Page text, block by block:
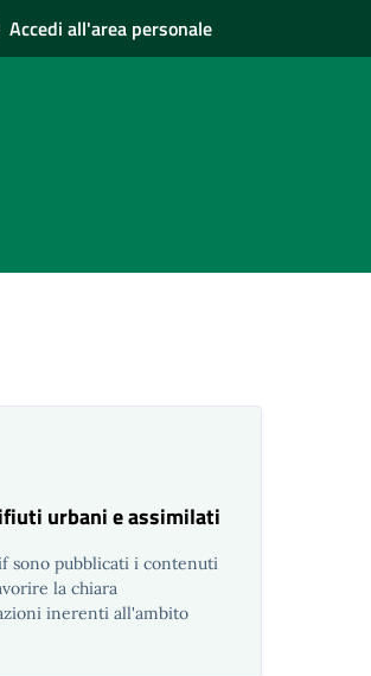
Accedi all'area personale
urbani e assimilati
sono pubblicati i contenuti
la chiara
inerenti all'ambito